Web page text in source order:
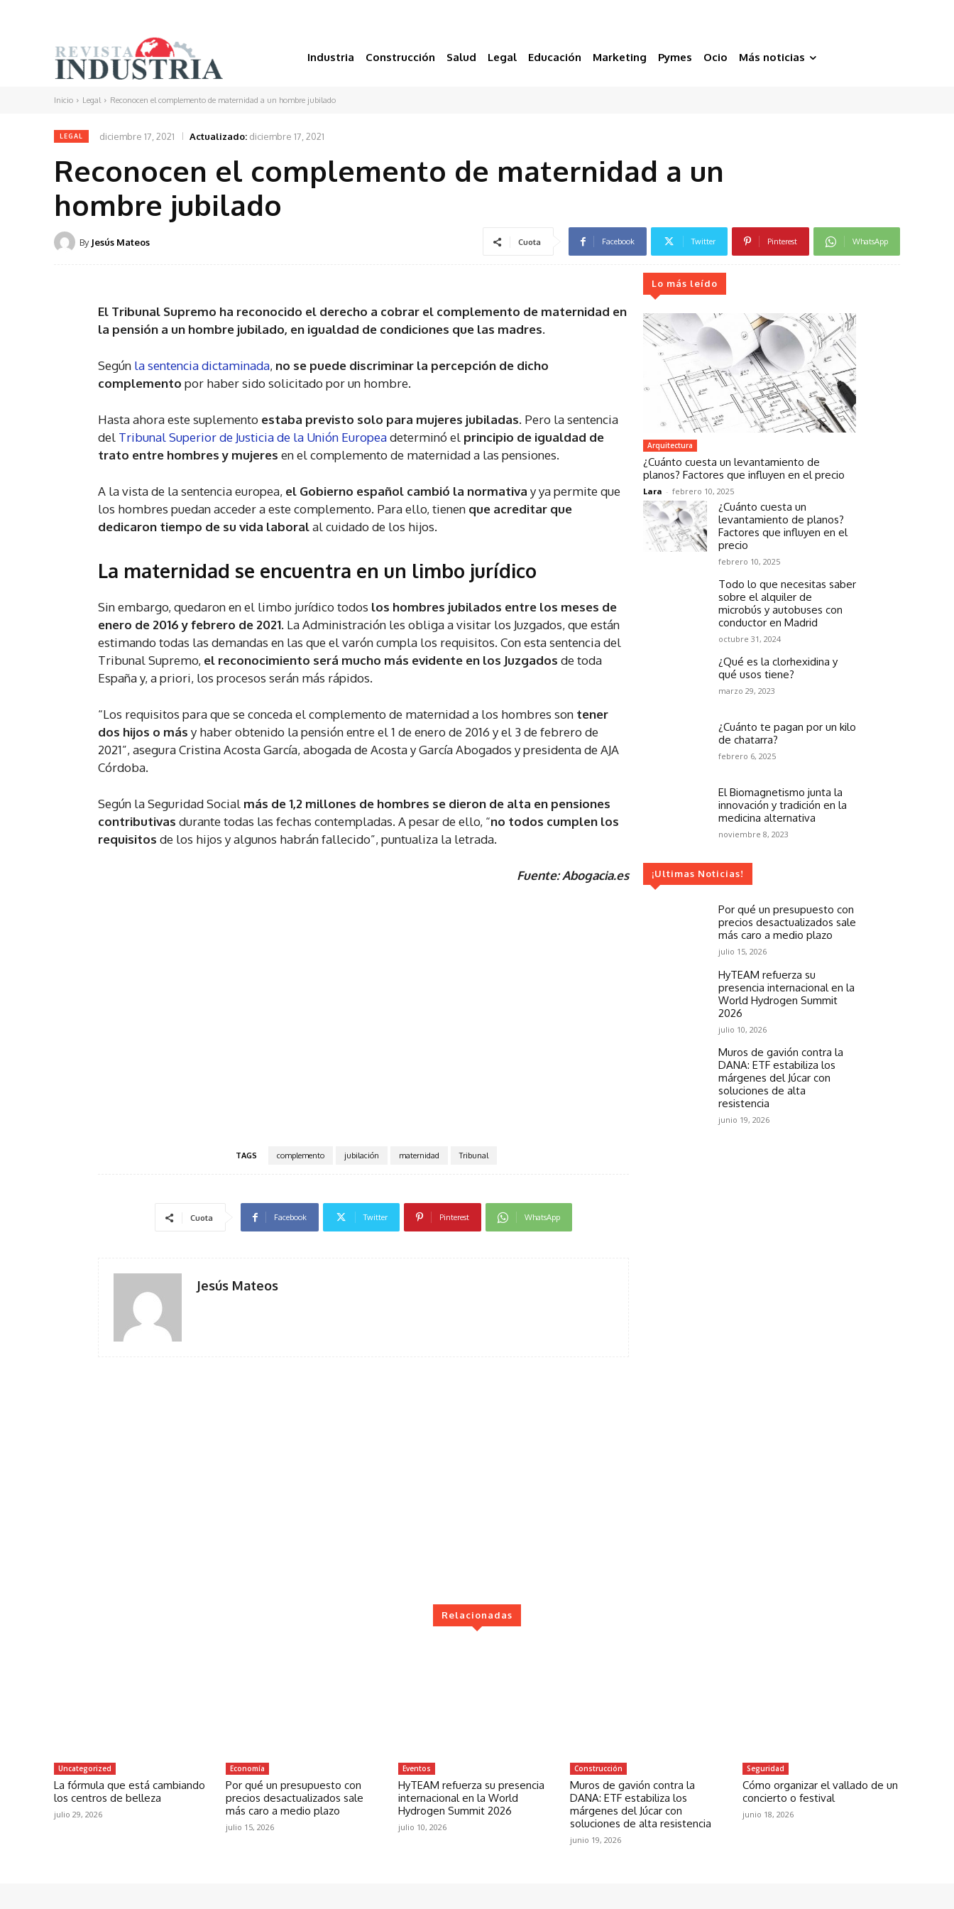
Industria Construcción Salud Legal Educación Marketing Pymes Ocio Más noticias
Inicio Legal Reconocen el complemento de maternidad a un hombre jubilado
LEGAL diciembre 17, 2021 Actualizado: diciembre 17, 2021
Reconocen el complemento de maternidad a un
hombre jubilado
By Jesús Mateos Cuota Facebook Twitter Pinterest WhatsApp
El Tribunal Supremo ha reconocido el derecho a cobrar el complemento de maternidad en
la pensión a un hombre jubilado, en igualdad de condiciones que las madres.
Según la sentenciadictaminada, no se puede discriminar la percepción de dicho
complemento por haber sido solicitado por un hombre.
Hasta ahora este suplemento estaba previsto solo para mujeres jubiladas. Pero la sentencia
del Tribunal Superior de Justicia de la Unión Europeadeterminó el principio de igualdad de
trato entre hombres y mujeres en el complemento de maternidad a las pensiones.
A la vista de la sentencia europea, el Gobierno español cambió la normativa y ya permite que
los hombres puedan acceder a este complemento. Para ello, tienen que acreditar que
dedicaron tiempo de su vida laboralal cuidado de los hijos.
La maternidad se encuentra en un limbo jurídico
Sin embargo, quedaron en el limbo jurídico todos los hombres jubilados entre los meses de
enero de 2016 y febrero de 2021. La Administración les obliga a visitar los Juzgados, que están
estimando todas las demandas en las que el varón cumpla los requisitos. Con esta sentencia del
Tribunal Supremo, el reconocimiento será mucho más evidente en los Juzgados de toda
España y, a priori, los procesos serán más rápidos.
“Los requisitos para que se conceda el complemento de maternidad a los hombres son tener
dos hijos o más y haber obtenido la pensión entre el 1 de enero de 2016 y el 3 de febrero de
2021”, asegura Cristina Acosta García, abogada de Acosta y García Abogados y presidenta de AJA
Córdoba.
Según la Seguridad Social más de 1,2 millones de hombres se dieron de alta en pensiones
contributivas durante todas las fechas contempladas. A pesar de ello, “no todos cumplen los
requisitos de los hijos y algunos habrán fallecido”, puntualiza la letrada.
Fuente: Abogacia.es
TAGS complemento jubilación maternidad Tribunal
Cuota Facebook Twitter Pinterest WhatsApp
Jesús Mateos
Lo más leído
Arquitectura
¿Cuánto cuesta un levantamiento de
planos? Factores que influyen en el precio
Lara - febrero 10, 2025
¿Cuánto cuesta un
levantamiento de planos?
Factores que influyen en el
precio
febrero 10, 2025
Todo lo que necesitas saber
sobre el alquiler de
microbús y autobuses con
conductor en Madrid
octubre 31, 2024
¿Qué es la clorhexidina y
qué usos tiene?
marzo 29, 2023
¿Cuánto te pagan por un kilo
de chatarra?
febrero 6, 2025
El Biomagnetismo junta la
innovación y tradición en la
medicina alternativa
noviembre 8, 2023
¡Ultimas Noticias!
Por qué un presupuesto con
precios desactualizados sale
más caro a medio plazo
julio 15, 2026
HyTEAM refuerza su
presencia internacional en la
World Hydrogen Summit
2026
julio 10, 2026
Muros de gavión contra la
DANA: ETF estabiliza los
márgenes del Júcar con
soluciones de alta
resistencia
junio 19, 2026
Relacionadas
Uncategorized
La fórmula que está cambiando
los centros de belleza
julio 29, 2026
Economía
Por qué un presupuesto con
precios desactualizados sale
más caro a medio plazo
julio 15, 2026
Eventos
HyTEAM refuerza su presencia
internacional en la World
Hydrogen Summit 2026
julio 10, 2026
Construcción
Muros de gavión contra la
DANA: ETF estabiliza los
márgenes del Júcar con
soluciones de alta resistencia
junio 19, 2026
Seguridad
Cómo organizar el vallado de un
concierto o festival
junio 18, 2026